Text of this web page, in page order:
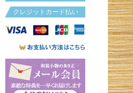
クレジットカード払い